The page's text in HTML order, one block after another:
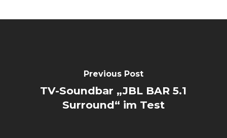
Previous Post
TV-Soundbar „JBL BAR 5.1
Surround“ im Test